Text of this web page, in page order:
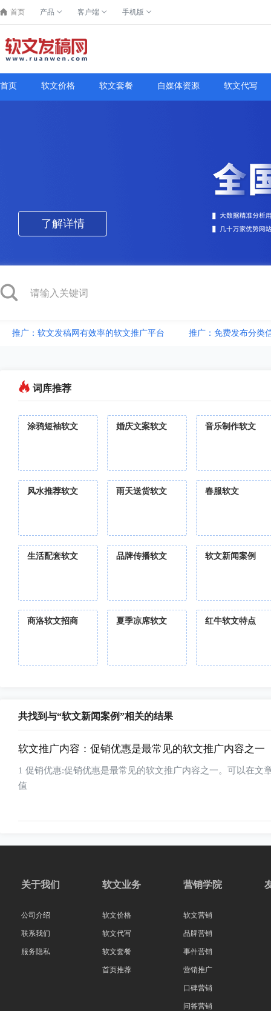
首页 产品 客户端 手机版
首页 软文价格 软文套餐 自媒体资源 软文代写
了解详情
推广：软文发稿网有效率的软文推广平台 推广：免费发布分类
词库推荐
涂鸦短袖软文 婚庆文案软文 音乐制作软文
风水推荐软文 雨天送货软文 春服软文
生活配套软文 品牌传播软文 软文新闻案例
商洛软文招商 夏季凉席软文 红牛软文特点
共找到与“软文新闻案例”相关的结果
软文推广内容：促销优惠是最常见的软文推广内容之一
1 促销优惠:促销优惠是最常见的软文推广内容之一。可以在
值
关于我们
公司介绍
联系我们
服务隐私
软文业务
软文价格
软文代写
软文套餐
首页推荐
营销学院
软文营销
品牌营销
事件营销
营销推广
口碑营销
问答营销